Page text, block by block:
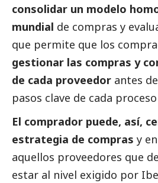
consolidar un modelo
mundial de compras y
que permite que los
gestionar las compras y
de cada proveedor antes
pasos clave de cada
El comprador puede, así,
estrategia de compras y
aquellos proveedores que
estar al nivel exigido por